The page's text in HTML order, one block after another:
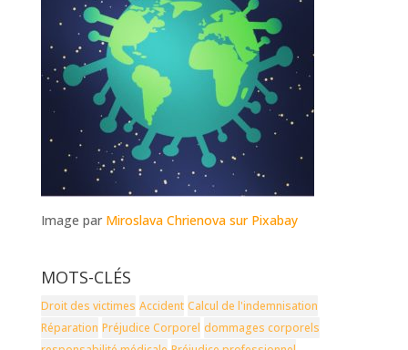
Image par Miroslava Chrienova sur Pixabay
MOTS-CLÉS
Droit des victimes Accident Calcul de l'indemnisation
Réparation Préjudice Corporel dommages corporels